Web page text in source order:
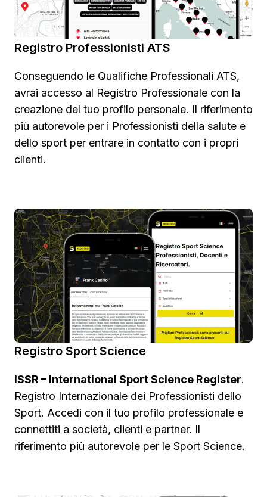
Registro Professionisti ATS
Conseguendo le Qualifiche Professionali ATS,
avrai accesso al Registro Professionale con la
creazione del tuo profilo personale. Il riferimento
più autorevole per i Professionisti della salute e
dello sport per entrare in contatto con i propri
clienti.
Registro Sport Science
ISSR – International Sport Science Register.
Registro Internazionale dei Professionisti dello
Sport. Accedi con il tuo profilo professionale e
connettiti a società, clienti e partner. Il
riferimento più autorevole per le Sport Science.